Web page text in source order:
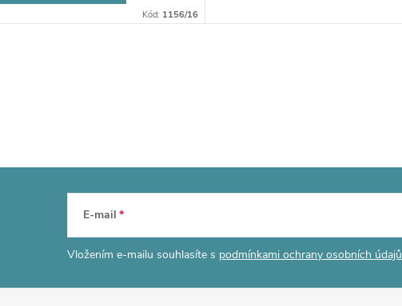
Kód: 1156/16
E-mail
Vložením e-mailu souhlasíte s podmínkami ochrany osobních údajů